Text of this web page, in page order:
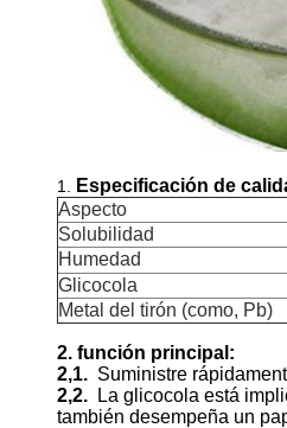
1.
Especificación de
Aspecto
Solubilidad
Humedad
Glicocola
Metal del tirón (como, Pb)
2. función principal:
2,1. Suministre
2,2.
La glicocola está
también desempeña un